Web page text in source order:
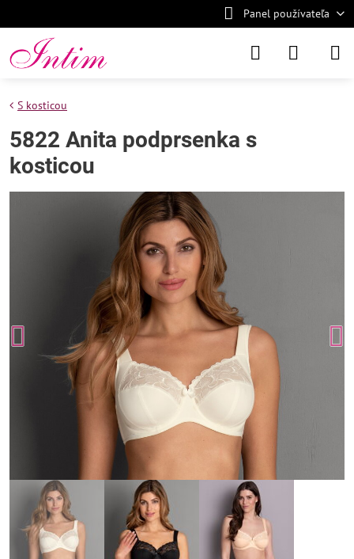
Panel používateľa
S kosticou
5822 Anita podprsenka s
kosticou